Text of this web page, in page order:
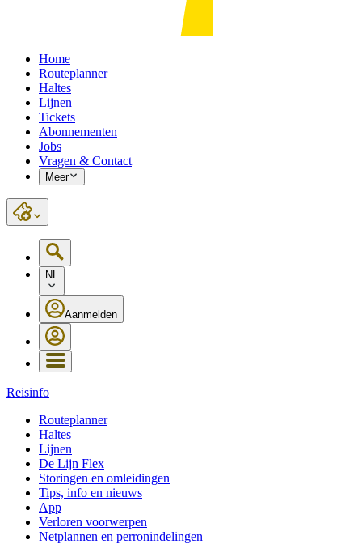
Home
Routeplanner
Haltes
Lijnen
Tickets
Abonnementen
Jobs
Vragen & Contact
Meer
NL
Aanmelden
Reisinfo
Routeplanner
Haltes
Lijnen
De Lijn Flex
Storingen en omleidingen
Tips, info en nieuws
App
Verloren voorwerpen
Netplannen en perronindelingen